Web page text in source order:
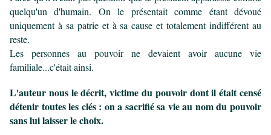
quelqu'un d'humain. On le présentait comme étant dévoué
uniquement à sa patrie et à sa cause et totalement indifférent au
reste.
Les personnes au pouvoir ne devaient avoir aucune vie
familiale...c'était ainsi.
L'auteur nous le décrit, victime du pouvoir dont il était censé
détenir toutes les clés : on a sacrifié sa vie au nom du pouvoir
sans lui laisser le choix.